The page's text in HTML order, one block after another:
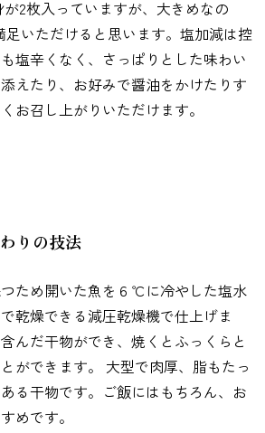
2枚入っていますが、大きめなの
足いただけると思います。塩加減は控
塩辛くなく、さっぱりとした味わい
えたり、お好みで醤油をかけたりす
お召し上がりいただけます。
りの技法
ため開いた魚を６℃に冷やした塩水
乾燥できる減圧乾燥機で仕上げま
んだ干物ができ、焼くとふっくらと
ができます。 大型で肉厚、脂もたっ
る干物です。ご飯にはもちろん、お
めです。